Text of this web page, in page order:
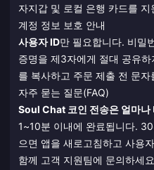
자지갑 및 로컬 은행 카드를 지
계정 정보 보호 안내
사용자 ID만 필요합니다. 비밀
증명을 제3자에게 절대 공유
를 복사하고 주문 제출 전 문
자주 묻는 질문(FAQ)
Soul Chat 코인 전송은 얼마나
1~10분 이내에 완료됩니다.
으면 앱을 새로고침하고 사용
함께 고객 지원팀에 문의하세